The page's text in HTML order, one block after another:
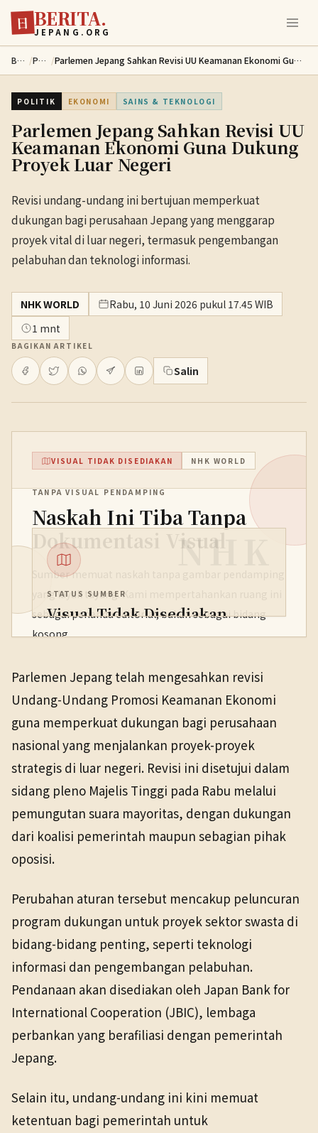
Lewati ke konten utama
日 BERITA.
JEPANG.ORG
Berita / Politik / Parlemen Jepang Sahkan Revisi UU Keamanan Ekonomi Guna Dukung Proyek Luar Negeri
POLITIK EKONOMI SAINS & TEKNOLOGI
Parlemen Jepang Sahkan Revisi UU
Keamanan Ekonomi Guna Dukung
Proyek Luar Negeri
Revisi undang-undang ini bertujuan memperkuat
dukungan bagi perusahaan Jepang yang menggarap
proyek vital di luar negeri, termasuk pengembangan
pelabuhan dan teknologi informasi.
NHK WORLD
Rabu, 10 Juni 2026 pukul 17.45 WIB
1 mnt
BAGIKAN ARTIKEL
Salin
VISUAL TIDAK DISEDIAKAN NHK WORLD
TANPA VISUAL PENDAMPING
Naskah Ini Tiba Tanpa
Dokumentasi Visual
Sumber memuat naskah tanpa gambar pendamping
yang layak tayang. Kami mempertahankan ruang ini
sebagai penanda editorial, bukan sebagai bidang
kosong.
10 Jun 2026
NHK
STATUS SUMBER
Visual Tidak Disediakan
TANGGAL SUMBER
10 Jun 2026
Parlemen Jepang telah mengesahkan revisi
Undang-Undang Promosi Keamanan Ekonomi
guna memperkuat dukungan bagi perusahaan
nasional yang menjalankan proyek-proyek
strategis di luar negeri. Revisi ini disetujui dalam
sidang pleno Majelis Tinggi pada Rabu melalui
pemungutan suara mayoritas, dengan dukungan
dari koalisi pemerintah maupun sebagian pihak
oposisi.
Perubahan aturan tersebut mencakup peluncuran
program dukungan untuk proyek sektor swasta di
bidang-bidang penting, seperti teknologi
informasi dan pengembangan pelabuhan.
Pendanaan akan disediakan oleh Japan Bank for
International Cooperation (JBIC), lembaga
perbankan yang berafiliasi dengan pemerintah
Jepang.
Selain itu, undang-undang ini kini memuat
ketentuan bagi pemerintah untuk